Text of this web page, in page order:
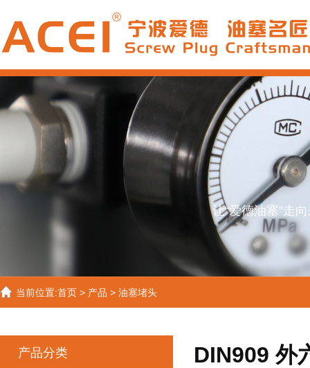
让“爱德油塞”走
当前位置:首页 > 产品 > 油塞堵头
产品分类 DIN909 外